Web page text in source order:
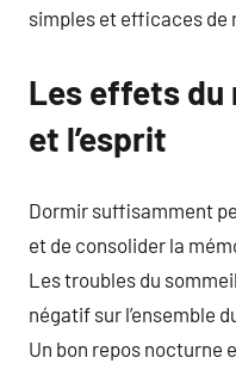
simples et efficaces de
Les effets du
et l’esprit
Dormir suffisamment
et de consolider la
Les troubles du
négatif sur l’ensemble
Un bon repos nocturne